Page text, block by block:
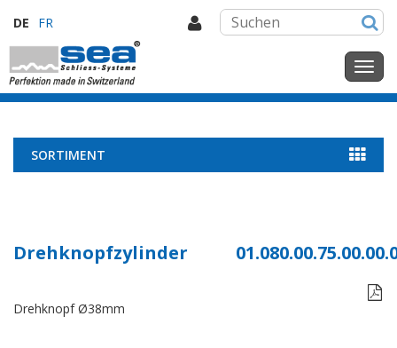
DE FR
SORTIMENT
Drehknopfzylinder

Drehknopf Ø38mm